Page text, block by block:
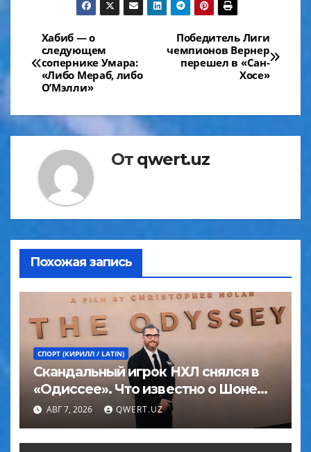
Навигация
по
записям
Победитель Лиги
чемпионов Вернер
перешел в «Сан-
Хосе»
Хабиб — о
следующем
сопернике Умара:
«Либо Мераб, либо
О’Мэлли»
От qwert.uz
Похожая запись
СПОРТ (КИРИЛЛ / LATIN)
Скандальный игрок НХЛ снялся в
«Одиссее». Что известно о Шоне
Эйвери
АВГ 7, 2026 QWERT.UZ